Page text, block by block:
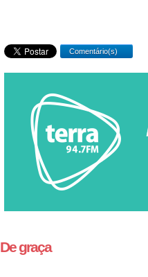
Comentário(s)
De graça